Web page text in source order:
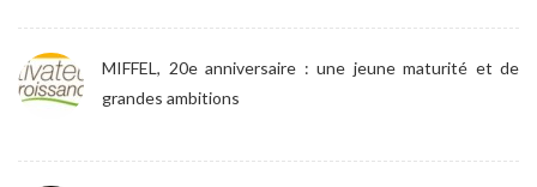
MIFFEL, 20e anniversaire : une jeune maturité et de
grandes ambitions